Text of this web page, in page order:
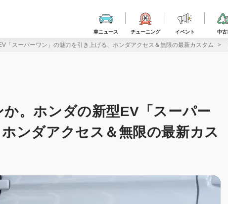
車ニュース チューニング イベント 中古
「スーパーワン」の魅力を引き上げる、ホンダアクセス＆無限の最新カスタム
。ホンダの新型EV「スーパー
ンダアクセス＆無限の最新カス